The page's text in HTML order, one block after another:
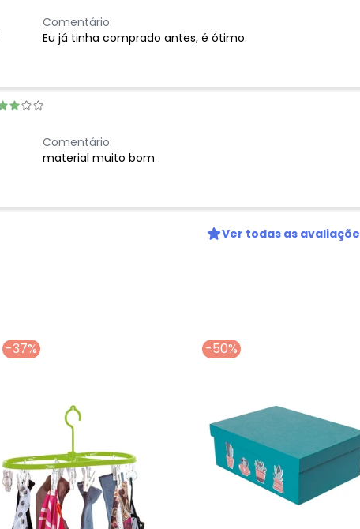
Comentário:
Eu já tinha comprado antes, é ótimo.
Comentário:
material muito bom
Ver todas as
-37% -50%